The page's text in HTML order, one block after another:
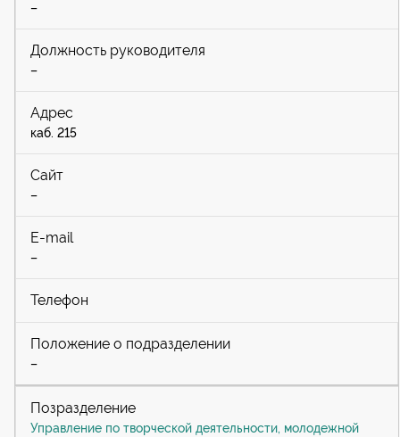
–
–
каб. 215
–
–
–
Управление по творческой деятельности, молодежной